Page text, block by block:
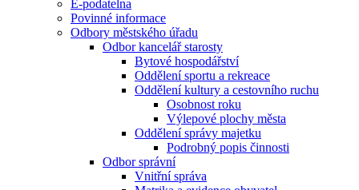
E-podatelna
Povinné informace
Odbory městského úřadu
Odbor kancelář starosty
Bytové hospodářství
Oddělení sportu a rekreace
Oddělení kultury a cestovního ruchu
Osobnost roku
Výlepové plochy města
Oddělení správy majetku
Podrobný popis činnosti
Odbor správní
Vnitřní správa